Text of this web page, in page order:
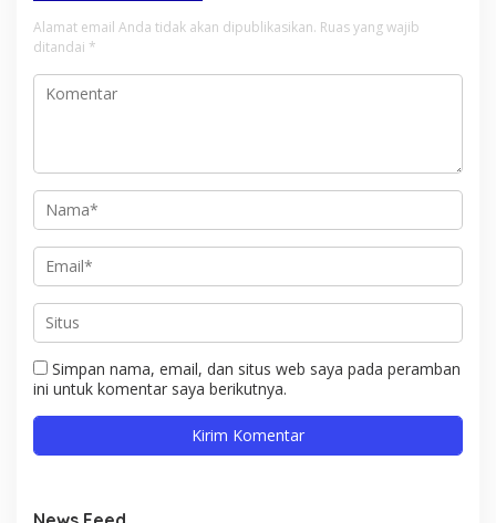
Alamat email Anda tidak akan dipublikasikan. Ruas yang wajib
ditandai *
Simpan nama, email, dan situs web saya pada peramban
ini untuk komentar saya berikutnya.